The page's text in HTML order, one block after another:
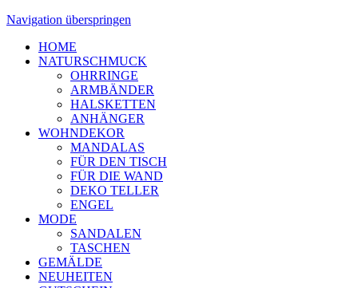
Navigation überspringen
HOME
NATURSCHMUCK
OHRRINGE
ARMBÄNDER
HALSKETTEN
ANHÄNGER
WOHNDEKOR
MANDALAS
FÜR DEN TISCH
FÜR DIE WAND
DEKO TELLER
ENGEL
MODE
SANDALEN
TASCHEN
GEMÄLDE
NEUHEITEN